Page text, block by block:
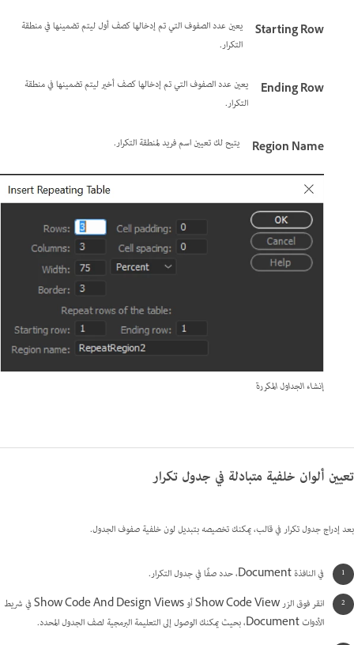
Starting Row
يعين عدد الصفوف التي تم إدخالها كصف أول ليتم تضمينها في منطقة
التكرار.
Ending Row
يعين عدد الصفوف التي تم إدخالها كصف أخير ليتم تضمينها في منطقة
التكرار.
Region Name يتيح لك تعيين اسم فريد لمنطقة التكرار.
إنشاء الجداول المكررة
تعيين ألوان خلفية متبادلة في جدول تكرار
بعد إدراج جدول تكرار في قالب، يمكنك تخصيصه بتبديل لون خلفية صفوف الجدول.
في النافذة Document، حدد صفًا في جدول التكرار.
انقر فوق الزر Show Code View أو Show Code And Design Views في شريط
الأدوات Document، بحيث يمكنك الوصول إلى التعليمة البرمجية لصف الجدول المحدد.